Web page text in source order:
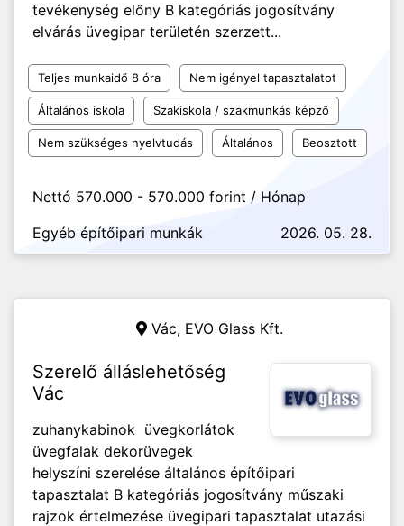
tevékenység előny B kategóriás jogosítvány
elvárás üvegipar területén szerzett...
Teljes munkaidő 8 óra Nem igényel tapasztalatot
Általános iskola Szakiskola / szakmunkás képző
Nem szükséges nyelvtudás Általános Beosztott
Nettó 570.000 - 570.000 forint / Hónap
Egyéb építőipari munkák
2026. 05. 28.
Vác, EVO Glass Kft.
Szerelő álláslehetőség
Vác
zuhanykabinok üvegkorlátok
üvegfalak dekorüvegek
helyszíni szerelése általános építőipari
tapasztalat B kategóriás jogosítvány műszaki
rajzok értelmezése üvegipari tapasztalat utazási